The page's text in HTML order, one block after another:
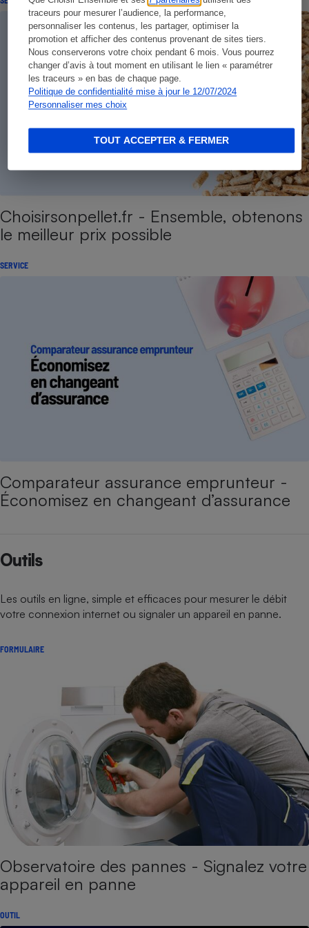
traceurs pour mesurer l’audience, la performance,
personnaliser les contenus, les partager, optimiser la
promotion et afficher des contenus provenant de sites tiers.
Nous conserverons votre choix pendant 6 mois. Vous pourrez
changer d’avis à tout moment en utilisant le lien « paramétrer
les traceurs » en bas de chaque page.
Politique de confidentialité mise à jour le 12/07/2024
Personnaliser mes choix
TOUT ACCEPTER & FERMER
Choisirsonpellet.fr - Ensemble, obtenons
le meilleur prix possible
SERVICE
Comparateur assurance emprunteur -
Économisez en changeant d’assurance
Outils
Les outils en ligne, simple et efficaces pour mesurer le débit
votre connexion internet ou signaler un appareil en panne.
FORMULAIRE
Observatoire des pannes - Signalez votre
appareil en panne
OUTIL